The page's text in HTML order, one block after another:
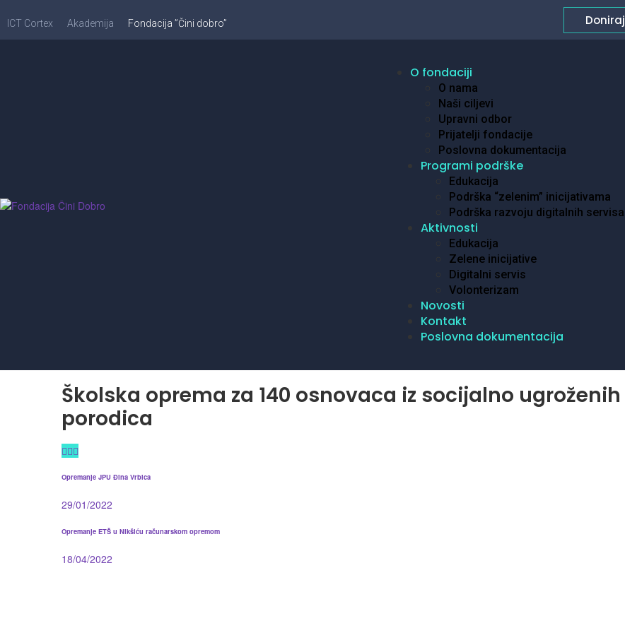
ICT Cortex Akademija Fondacija ”Čini dobro” Doniraj
O fondaciji
O nama
Naši ciljevi
Upravni odbor
Prijatelji fondacije
Poslovna dokumentacija
Programi podrške
Edukacija
Podrška “zelenim” inicijativama
Podrška razvoju digitalnih servisa
Aktivnosti
Edukacija
Zelene inicijative
Digitalni servis
Volonterizam
Novosti
Kontakt
Poslovna dokumentacija
Školska oprema za 140 osnovaca iz socijalno ugroženih
porodica
Opremanje JPU Đina Vrbica
29/01/2022
Opremanje ETŠ u Nikšiću računarskom opremom
18/04/2022